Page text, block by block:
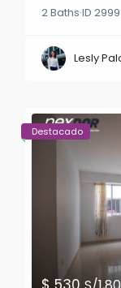
2Baths·ID
Lesly
Destacado